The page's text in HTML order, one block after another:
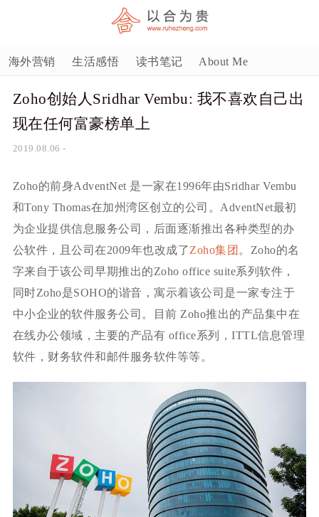
海外营销 生活感悟 读书笔记 About Me
Zoho创始人Sridhar Vembu: 我不喜欢自己出
现在任何富豪榜单上
2019.08.06-
Zoho的前身AdventNet 是一家在1996年由Sridhar Vembu
和Tony Thomas在加州湾区创立的公司。AdventNet最初
为企业提供信息服务公司，后面逐渐推出各种类型的办
公软件，且公司在2009年也改成了Zoho集团 。Zoho的名
字来自于该公司早期推出的Zoho office suite系列软件，
同时Zoho是SOHO的谐音，寓示着该公司是一家专注于
中小企业的软件服务公司。目前 Zoho推出的产品集中在
在线办公领域，主要的产品有 office系列，ITTL信息管理
软件，财务软件和邮件服务软件等等。